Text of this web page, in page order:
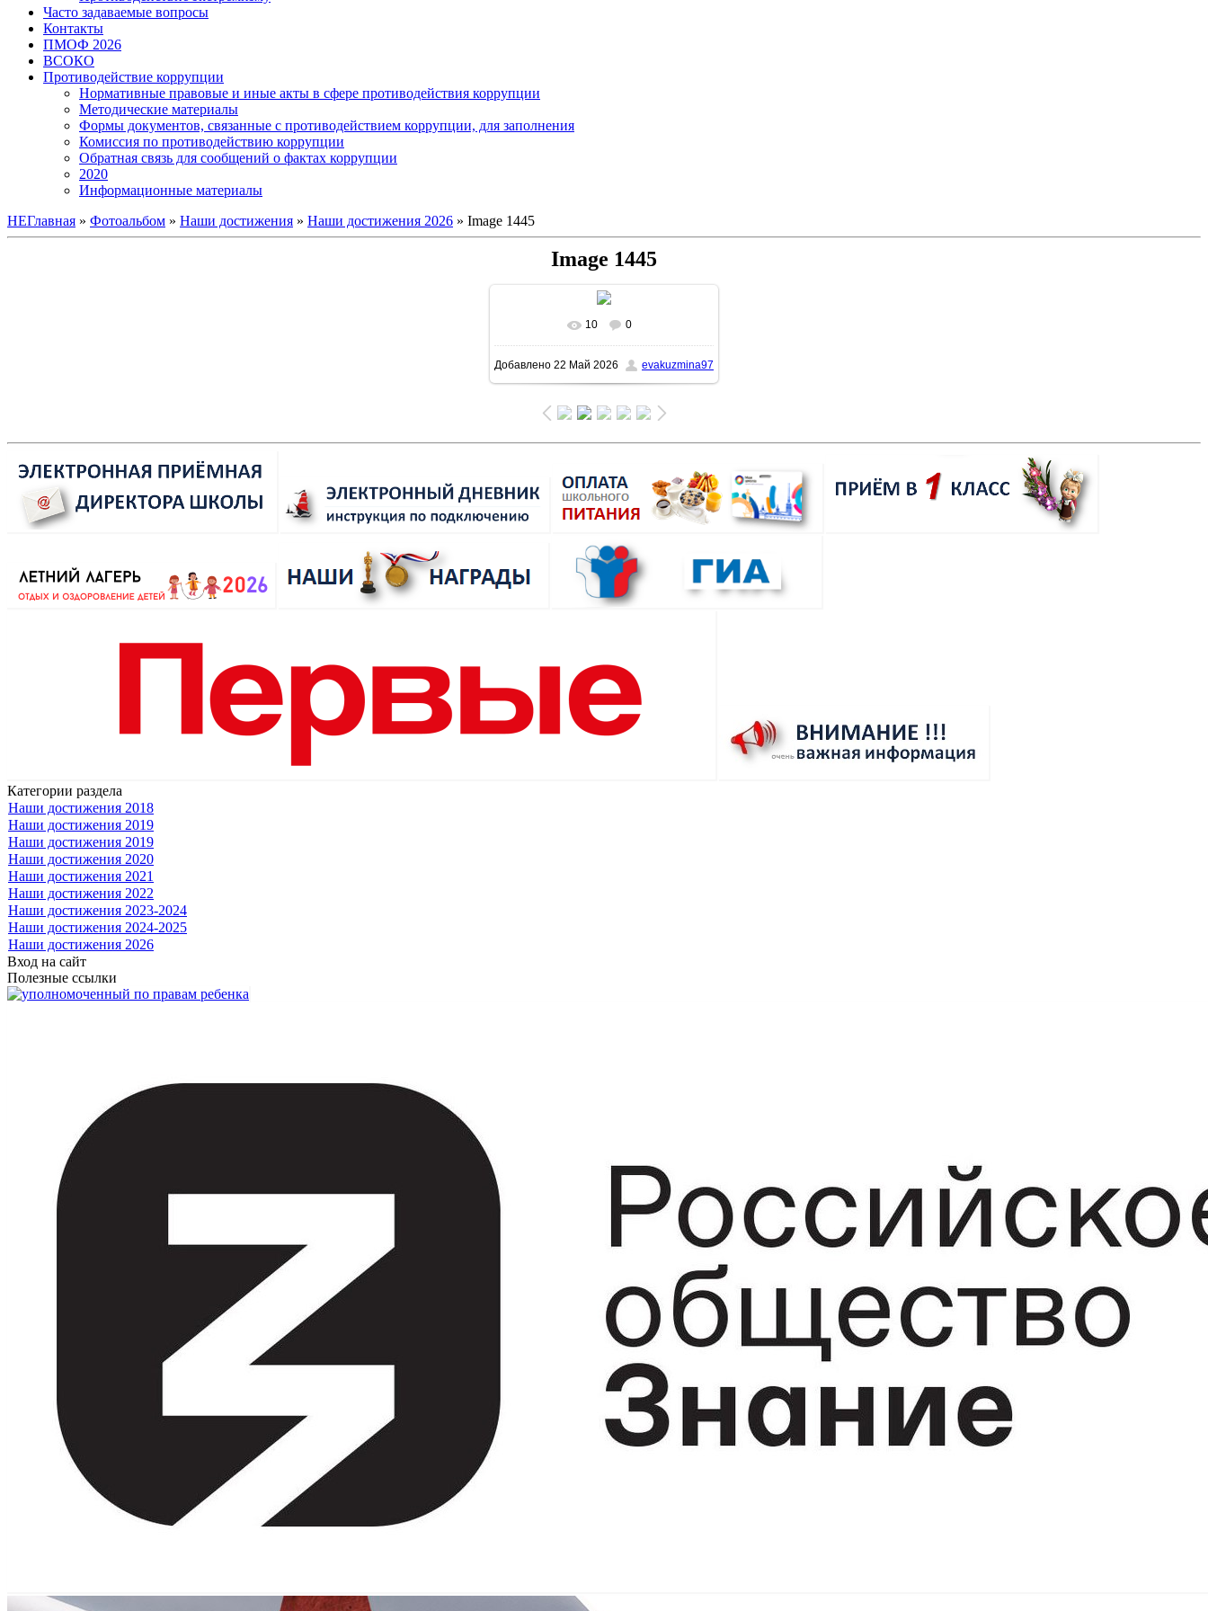
Часто задаваемые вопросы
Контакты
ПМОФ 2026
ВСОКО
Противодействие коррупции
Нормативные правовые и иные акты в сфере противодействия коррупции
Методические материалы
Формы документов, связанные с противодействием коррупции, для заполнения
Комиссия по противодействию коррупции
Обратная связь для сообщений о фактах коррупции
2020
Информационные материалы
НЕГлавная » Фотоальбом » Наши достижения » Наши достижения 2026 » Image 1445
Image 1445
В реальном размере
375.4Kb
10 0
Добавлено 22 Май 2026 evakuzmina97
Категории раздела
Наши достижения 2018
Наши достижения 2019
Наши достижения 2019
Наши достижения 2020
Наши достижения 2021
Наши достижения 2022
Наши достижения 2023-2024
Наши достижения 2024-2025
Наши достижения 2026
Вход на сайт
Полезные ссылки